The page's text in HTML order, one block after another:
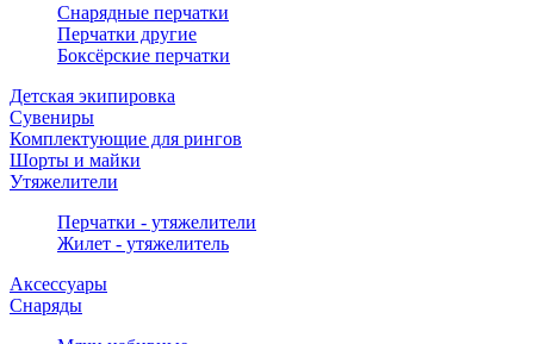
Снарядные перчатки
Перчатки другие
Боксёрские перчатки
Детская экипировка
Сувениры
Комплектующие для рингов
Шорты и майки
Утяжелители
Перчатки - утяжелители
Жилет - утяжелитель
Аксессуары
Снаряды